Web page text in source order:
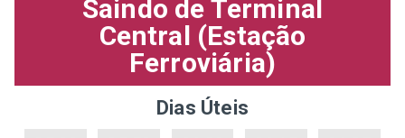
Saindo de Terminal
Central (Estação
Ferroviária)
Dias Úteis